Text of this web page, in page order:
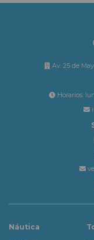
Av. 25 de
Horarios:
Náutica